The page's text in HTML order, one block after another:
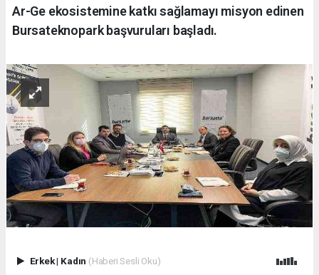
Ar-Ge ekosistemine katkı sağlamayı misyon edinen
Bursateknopark başvuruları başladı.
Erkek| Kadın (Haberi Sesli Oku)